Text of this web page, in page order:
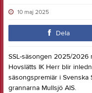
10 maj 2025
Dela
SSL-säsongen 2025/2026
Hovslätts IK Herr blir
säsongspremiär i
grannarna Mullsjö AIS.